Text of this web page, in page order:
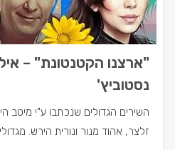
"ארצנו הקטנטונת" –
נסטוביץ'
השירים הגדולים שנכתבו ע"י מיטב
זלצר, אהוד מנור ונורית הירש.